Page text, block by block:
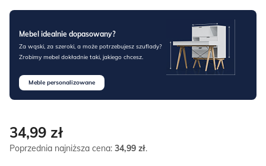
Mebel idealnie dopasowany?
Za wąski, za szeroki, a może potrzebujesz szuflady?
Zrobimy mebel dokładnie taki, jakiego chcesz.
Meble personalizowane
34,99 zł
Poprzednia najniższa cena: 34,99 zł.